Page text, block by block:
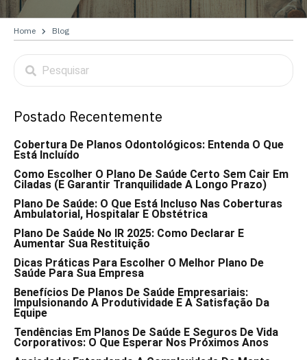
Home Blog
Postado Recentemente
Cobertura De Planos Odontológicos: Entenda O Que
Está Incluído
Como Escolher O Plano De Saúde Certo Sem Cair Em
Ciladas (e Garantir Tranquilidade A Longo Prazo)
Plano De Saúde: O Que Está Incluso Nas Coberturas
Ambulatorial, Hospitalar E Obstétrica
Plano De Saúde No IR 2025: Como Declarar E
Aumentar Sua Restituição
Dicas Práticas Para Escolher O Melhor Plano De
Saúde Para Sua Empresa
Benefícios De Planos De Saúde Empresariais:
Impulsionando A Produtividade E A Satisfação Da
Equipe
Tendências Em Planos De Saúde E Seguros De Vida
Corporativos: O Que Esperar Nos Próximos Anos